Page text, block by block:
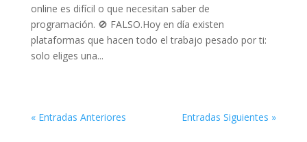
online es difícil o que necesitan saber de
programación. 🚫 FALSO.Hoy en día existen
plataformas que hacen todo el trabajo pesado por ti:
solo eliges una...
« Entradas Anteriores Entradas Siguientes »